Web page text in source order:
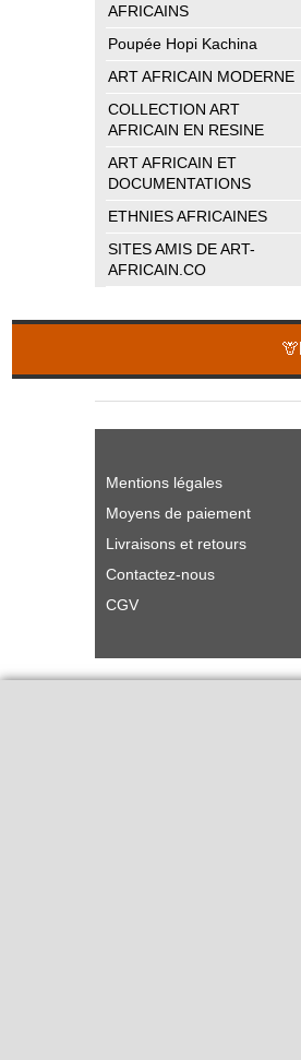
AFRICAINS
Poupée Hopi Kachina
ART AFRICAIN MODERNE
COLLECTION ART
AFRICAIN EN RESINE
ART AFRICAIN ET
DOCUMENTATIONS
ETHNIES AFRICAINES
SITES AMIS DE ART-
AFRICAIN.CO
🦒
Mentions légales
Moyens de paiement
Livraisons et retours
Contactez-nous
CGV